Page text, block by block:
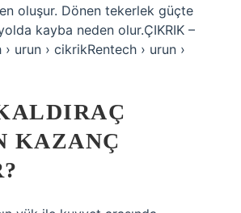
oluşur. Dönen tekerlek güçte
kayba neden olur.ÇIKRIK –
urun › cikrikRentech › urun ›
KAZANÇ